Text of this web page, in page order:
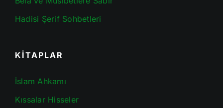
Hadisi Şerif Sohbetleri
KİTAPLAR
İslam Ahkamı
Kıssalar Hisseler